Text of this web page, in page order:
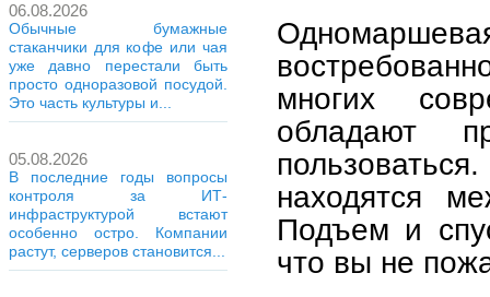
06.08.2026
Обычные бумажные
стаканчики для кофе или чая
уже давно перестали быть
просто одноразовой посудой.
Это часть культуры и...
05.08.2026
В последние годы вопросы
контроля за ИТ-
инфраструктурой встают
особенно остро. Компании
растут, серверов становится...
многих
обладают
находятся
Подъем и
что вы не